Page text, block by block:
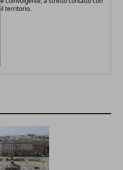
il territorio.